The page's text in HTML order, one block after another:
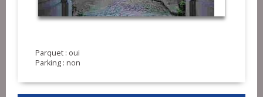
Parquet : oui
Parking : non